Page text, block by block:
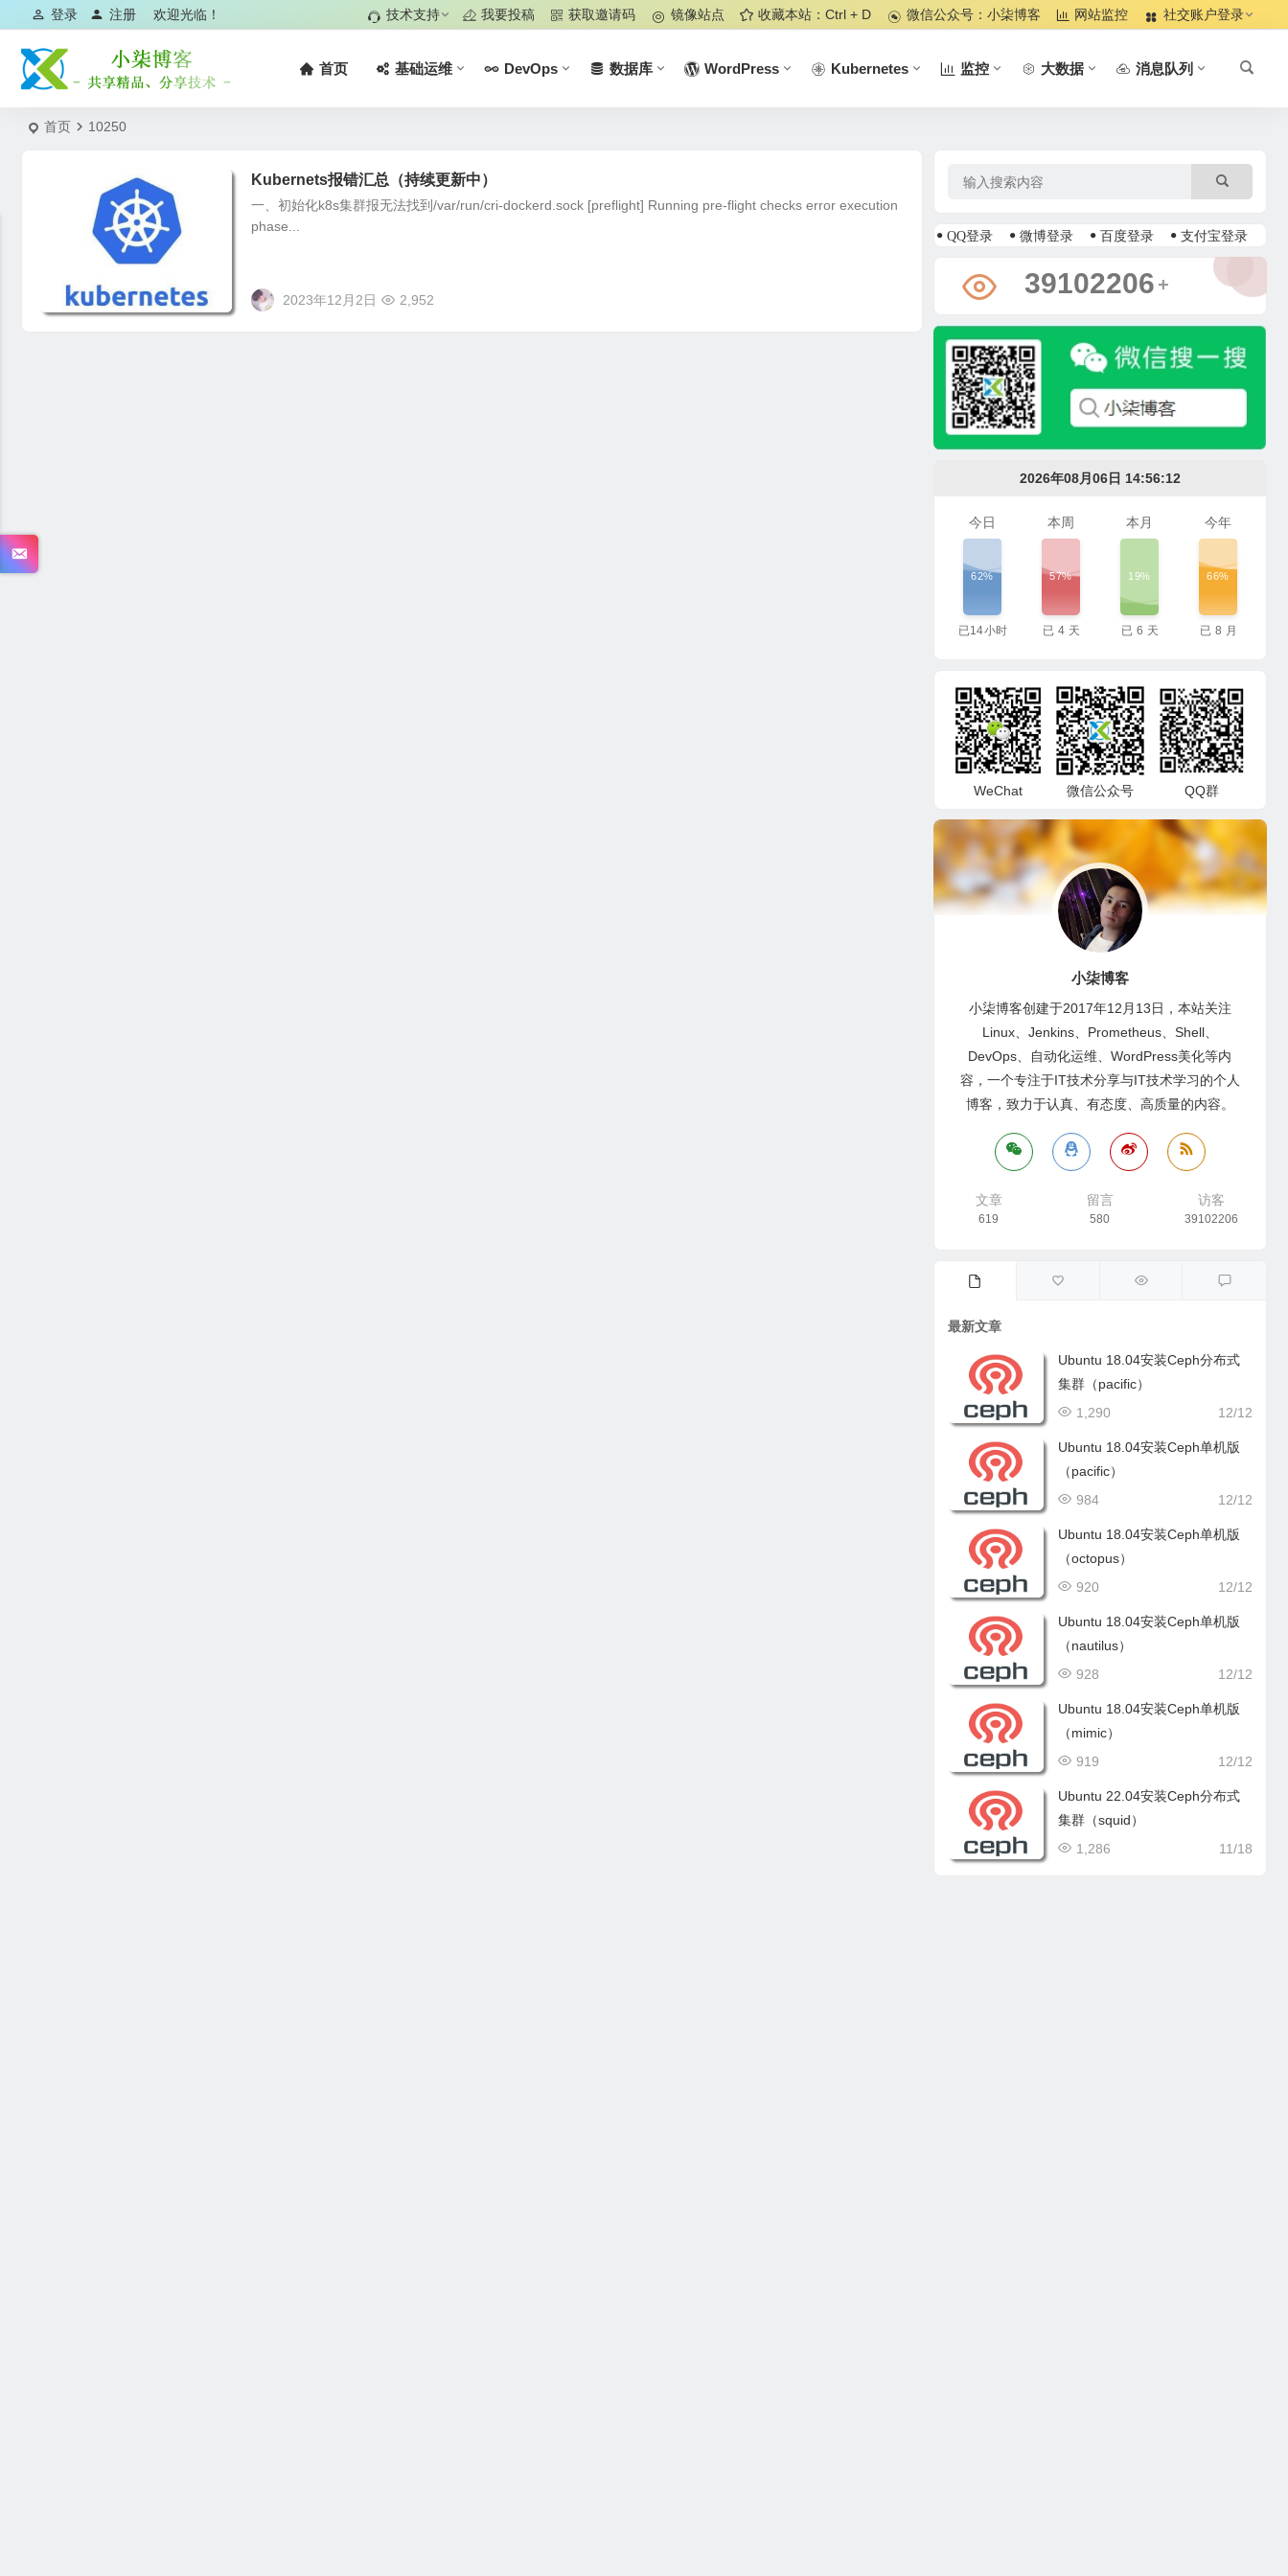
欢迎光临！
登录 注册 技术支持 我要投稿 获取邀请码 镜像站点 收藏本站：Ctrl + D 微信公众号：小柒博客 网站监控 社交账户登录
首页 基础运维 DevOps 数据库 WordPress Kubernetes 监控 大数据 消息队列
首页 10250
Kubernets报错汇总（持续更新中）
一、初始化k8s集群报无法找到/var/run/cri-dockerd.sock [preflight] Running pre-flight checks error execution
phase...
2023年12月2日 2,952
QQ登录 微博登录 百度登录 支付宝登录
39102206 +
2026年08月06日 14:56:13
今日
62%
已14小时
本周
57%
已 4 天
本月
19%
已 6 天
今年
66%
已 8 月
WeChat 微信公众号 QQ群
小柒博客
小柒博客创建于2017年12月13日，本站关注
Linux、Jenkins、Prometheus、Shell、
DevOps、自动化运维、WordPress美化等内
容，一个专注于IT技术分享与IT技术学习的个人
博客，致力于认真、有态度、高质量的内容。
文章
619
留言
580
访客
39102206
最新文章
Ubuntu 18.04安装Ceph分布式
集群（pacific）
12/12
1,290
Ubuntu 18.04安装Ceph单机版
（pacific）
12/12
984
Ubuntu 18.04安装Ceph单机版
（octopus）
12/12
920
Ubuntu 18.04安装Ceph单机版
（nautilus）
12/12
928
Ubuntu 18.04安装Ceph单机版
（mimic）
12/12
919
Ubuntu 22.04安装Ceph分布式
集群（squid）
11/18
1,286